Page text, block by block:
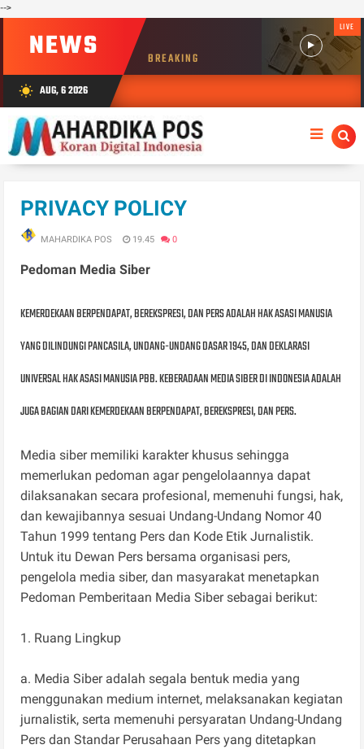
-->
NEWS BREAKING
LIVE
wb_sunny AUG, 6 2026
PRIVACY POLICY
MAHARDIKA POS 19.45 0
Pedoman Media Siber
KEMERDEKAAN BERPENDAPAT, BEREKSPRESI, DAN PERS ADALAH HAK ASASI MANUSIA
YANG DILINDUNGI PANCASILA, UNDANG-UNDANG DASAR 1945, DAN DEKLARASI
UNIVERSAL HAK ASASI MANUSIA PBB. KEBERADAAN MEDIA SIBER DI INDONESIA ADALAH
JUGA BAGIAN DARI KEMERDEKAAN BERPENDAPAT, BEREKSPRESI, DAN PERS.
Media siber memiliki karakter khusus sehingga
memerlukan pedoman agar pengelolaannya dapat
dilaksanakan secara profesional, memenuhi fungsi, hak,
dan kewajibannya sesuai Undang-Undang Nomor 40
Tahun 1999 tentang Pers dan Kode Etik Jurnalistik.
Untuk itu Dewan Pers bersama organisasi pers,
pengelola media siber, dan masyarakat menetapkan
Pedoman Pemberitaan Media Siber sebagai berikut:
1. Ruang Lingkup
a. Media Siber adalah segala bentuk media yang
menggunakan medium internet, melaksanakan kegiatan
jurnalistik, serta memenuhi persyaratan Undang-Undang
Pers dan Standar Perusahaan Pers yang ditetapkan